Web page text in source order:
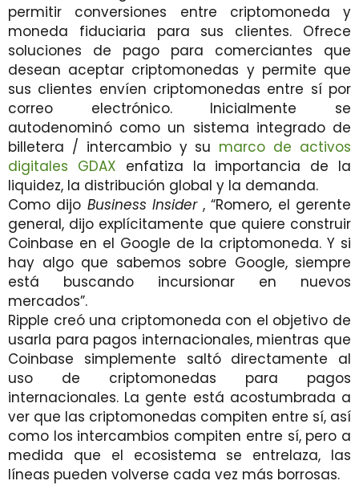
permitir conversiones entre criptomoneda y
moneda fiduciaria para sus clientes. Ofrece
soluciones de pago para comerciantes que
desean aceptar criptomonedas y permite que
sus clientes envíen criptomonedas entre sí por
correo electrónico. Inicialmente se
autodenominó como un sistema integrado de
billetera / intercambio y su marco de activos
digitales GDAX enfatiza la importancia de la
liquidez, la distribución global y la demanda.
Como dijo Business Insider, “Romero, el gerente
general, dijo explícitamente que quiere construir
Coinbase en el Google de la criptomoneda. Y si
hay algo que sabemos sobre Google, siempre
está buscando incursionar en nuevos
mercados”.
Ripple creó una criptomoneda con el objetivo de
usarla para pagos internacionales, mientras que
Coinbase simplemente saltó directamente al
uso de criptomonedas para pagos
internacionales. La gente está acostumbrada a
ver que las criptomonedas compiten entre sí, así
como los intercambios compiten entre sí, pero a
medida que el ecosistema se entrelaza, las
líneas pueden volverse cada vez más borrosas.